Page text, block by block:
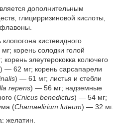
дополнительным
глицирризиновой кислоты,
кистевидного
корень солодки голой
элеутерококка колючего
) — 62 мг; корень сарсапарели
) — 61 мг; листья и стебли
repens) — 56 мг; надземные
(Cnicus benedictus) — 54 мг;
(Chamaelirium luteum) — 32 мг.
желатин.